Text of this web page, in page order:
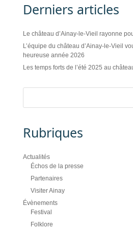
Derniers articles
Le château d’Ainay-le-Vieil rayonne
L’équipe du château d’Ainay-le-Vieil
heureuse année 2026
Les temps forts de l’été 2025 au
Rubriques
Actualités
Échos de la presse
Partenaires
Visiter Ainay
Évènements
Festival
Folklore